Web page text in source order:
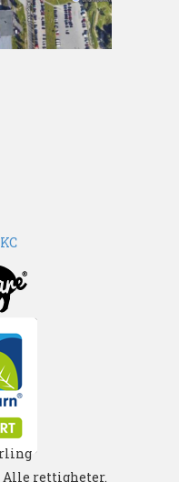
Alle rettigheter.